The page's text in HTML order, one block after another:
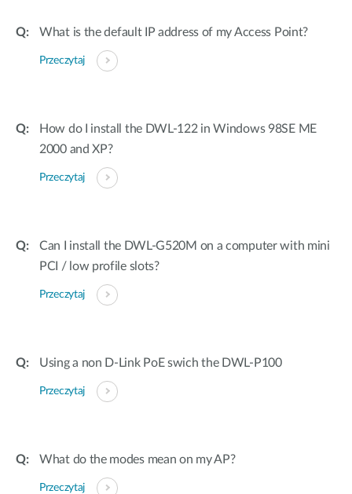
What is the default IP address of my Access Point?
Przeczytaj
How do I install the DWL-122 in Windows 98SE ME
2000 and XP?
Przeczytaj
Can I install the DWL-G520M on a computer with mini
PCI / low profile slots?
Przeczytaj
Using a non D-Link PoE swich the DWL-P100
Przeczytaj
What do the modes mean on my AP?
Przeczytaj